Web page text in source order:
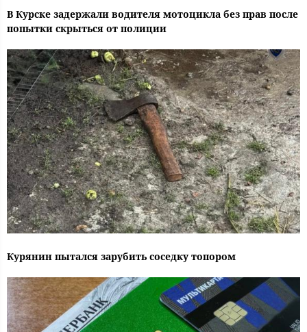
В Курске задержали водителя мотоцикла без прав после
попытки скрыться от полиции
Курянин пытался зарубить соседку топором